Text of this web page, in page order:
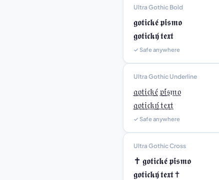
Ultra Gothic Bold
𝖌𝖔𝖙𝖎𝖈𝖐𝖊́ 𝖕𝖎́𝖘𝖒𝖔
𝖌𝖔𝖙𝖎𝖈𝖐𝖞́ 𝖙𝖊𝖝𝖙
✓ Safe anywhere
Ultra Gothic Underline
𝔤̲𝔬̲𝔱̲𝔦̲𝔠̲𝔨̲𝔢̲̲́ 𝔭̲𝔦̲̲́𝔰̲𝔪̲𝔬̲
𝔤̲𝔬̲𝔱̲𝔦̲𝔠̲𝔨̲𝔶̲̲́ 𝔱̲𝔢̲𝔵̲𝔱̲
✓ Safe anywhere
Ultra Gothic Cross
✝ 𝖌𝖔𝖙𝖎𝖈𝖐𝖊́ 𝖕𝖎́𝖘𝖒𝖔
𝖌𝖔𝖙𝖎𝖈𝖐𝖞́ 𝖙𝖊𝖝𝖙 ✝